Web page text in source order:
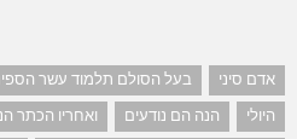
אדם סיני בעל הסולם תלמוד עשר
היולי
הנה הם נודעים ואחריו הכתר